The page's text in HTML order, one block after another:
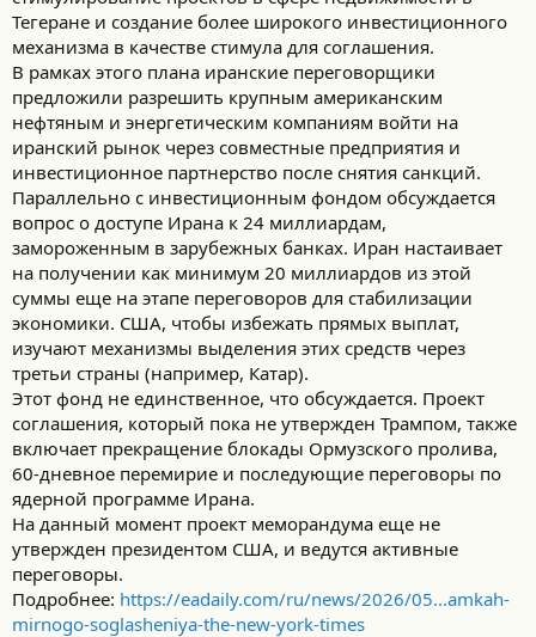
Тегеране и создание более широкого инвестиционного
механизма в качестве стимула для соглашения.
В рамках этого плана иранские переговорщики
предложили разрешить крупным американским
нефтяным и энергетическим компаниям войти на
иранский рынок через совместные предприятия и
инвестиционное партнерство после снятия санкций.
Параллельно с инвестиционным фондом обсуждается
вопрос о доступе Ирана к 24 миллиардам,
замороженным в зарубежных банках. Иран настаивает
на получении как минимум 20 миллиардов из этой
суммы еще на этапе переговоров для стабилизации
экономики. США, чтобы избежать прямых выплат,
изучают механизмы выделения этих средств через
третьи страны (например, Катар).
Этот фонд не единственное, что обсуждается. Проект
соглашения, который пока не утвержден Трампом, также
включает прекращение блокады Ормузского пролива,
60-дневное перемирие и последующие переговоры по
ядерной программе Ирана.
На данный момент проект меморандума еще не
утвержден президентом США, и ведутся активные
переговоры.
Подробнее: https://eadaily.com/ru/news/2026/05...amkah-
mirnogo-soglasheniya-the-new-york-times